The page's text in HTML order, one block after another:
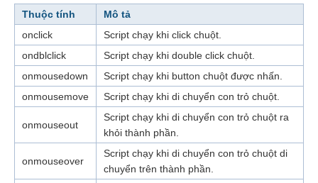
Thuộc tính
Mô tả
onclick
Script chạy khi click chuột.
ondblclick
Script chạy khi double click chuột.
onmousedown
Script chạy khi button chuột được nhấn.
onmousemove
Script chạy khi di chuyển con trỏ chuột.
onmouseout
Script chạy khi di chuyển con trỏ chuột ra
khỏi thành phần.
onmouseover
Script chạy khi di chuyển con trỏ chuột di
chuyển trên thành phần.